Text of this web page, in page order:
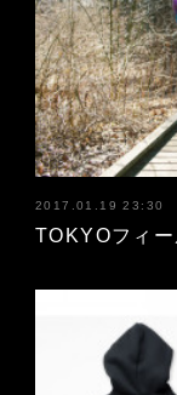
2017.01.19 23:30
TOKYOフィ